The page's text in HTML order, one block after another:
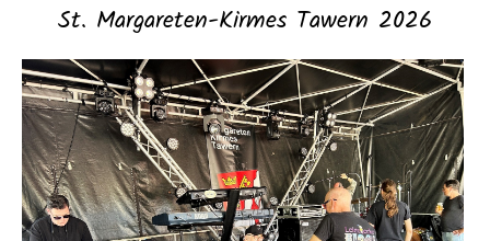
St. Margareten-Kirmes Tawern 2026